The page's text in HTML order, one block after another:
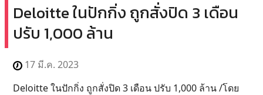
Deloitte ในปักกิ่ง ถูกสั่งปิด 3 เดือน
ปรับ 1,000 ล้าน
17 มี.ค. 2023
Deloitte ในปักกิ่ง ถูกสั่งปิด 3 เดือน ปรับ 1,000 ล้าน /โดย